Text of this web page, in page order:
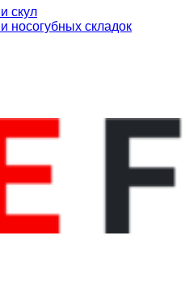
скул
носогубных складок